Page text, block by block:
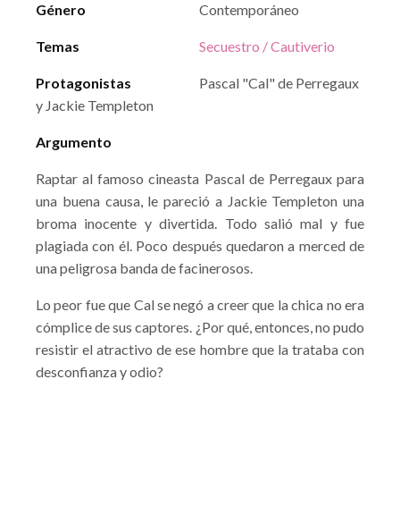
Género Contemporáneo
Temas Secuestro / Cautiverio
Protagonistas
Pascal "Cal" de Perregaux
y Jackie Templeton
Argumento
Raptar al famoso cineasta Pascal de Perregaux para
una buena causa, le pareció a Jackie Templeton una
broma inocente y divertida. Todo salió mal y fue
plagiada con él. Poco después quedaron a merced de
una peligrosa banda de facinerosos.
Lo peor fue que Cal se negó a creer que la chica no era
cómplice de sus captores. ¿Por qué, entonces, no pudo
resistir el atractivo de ese hombre que la trataba con
desconfianza y odio?